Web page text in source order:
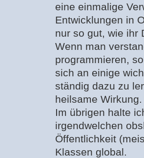
eine einmalige
Entwicklungen in
nur so gut, wie ihr
Wenn man
programmieren,
sich an einige
ständig dazu zu
heilsame Wirkung.
Im übrigen halte
irgendwelchen
Öffentlichkeit
Klassen global.